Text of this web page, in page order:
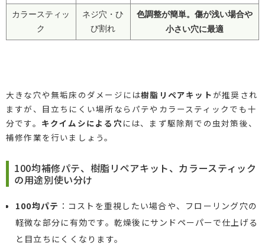
カラースティッ
ク
ネジ穴・ひ
び割れ
色調整が簡単。傷が浅い場合や
小さい穴に最適
大きな穴や無垢床のダメージには樹脂リペアキット が推奨され
ますが、目立ちにくい場所ならパテやカラースティックでも十
分です。 キクイムシによる穴 には、まず駆除剤での虫対策後、
補修作業を行いましょう。
100均補修パテ、樹脂リペアキット、カラースティック
の用途別使い分け
100均パテ ：コストを重視したい場合や、フローリング穴の
軽微な部分に有効です。乾燥後にサンドペーパーで仕上げる
と目立ちにくくなります。